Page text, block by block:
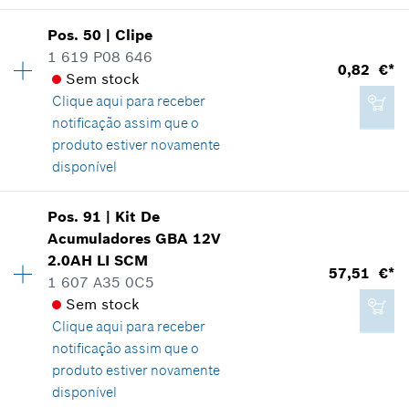
Adicionar ao carrinho das compras
1,73 €*
*Recomendação de preço não vinculativa do
fabricante incluindo IVA
Adicionar ao carrinho das compras
Disponibilidade
Grupo de preço
Informações de peças sobressalentes
Comprovante de aplicação
Indicar na apresentação
0,82 €*
*Recomendação de preço não vinculativa do
fabricante incluindo IVA
Adicionar ao carrinho das compras
Pos.50 |Clipe
1 619 P08 646
Sem stock
Clique aqui para receber
notificação assim que o
produto estiver novamente
disponível
0,82 €*
Disponibilidade
Grupo de preço:10
Informações de peças sobressalentes
Comprovante de aplicação
Indicar na apresentação
Pos.91 | Kit De
Acumuladores GBA 12V
2.0AH LI SCM
1 607 A35 0C5
Sem stock
Clique aqui para receber
notificação assim que o
produto estiver novamente
disponível
57,51 €*